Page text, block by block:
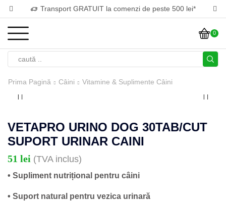
Transport GRATUIT la comenzi de peste 500 lei*
0
Prima Pagină Câini Vitamine & Suplimente Câini
VETAPRO URINO DOG 30TAB/CUT
SUPORT URINAR CAINI
51 lei (TVA inclus)
• Supliment nutrițional pentru câini
• Suport natural pentru vezica urinară